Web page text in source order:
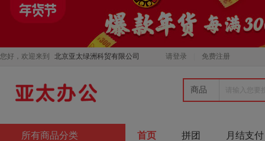
您好，欢迎来到 北京亚太绿洲科贸有限公司 请登录 免费注册
商品
所有商品分类 首页 拼团 月结支付